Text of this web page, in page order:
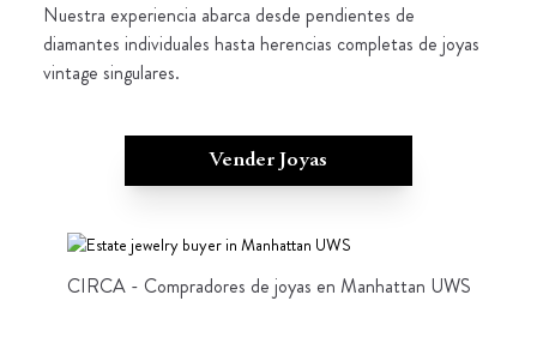
Nuestra experiencia abarca desde pendientes de
diamantes individuales hasta herencias completas de joyas
vintage singulares.
Vender Joyas
CIRCA - Compradores de joyas en Manhattan UWS